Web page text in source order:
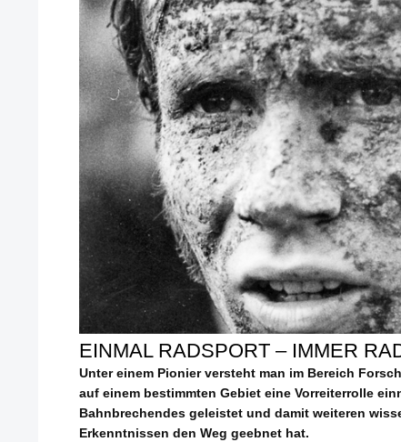
EINMAL RADSPORT – IMMER
Unter einem Pionier versteht man im Bereich
auf einem bestimmten Gebiet eine Vorreiterrolle
Bahnbrechendes geleistet und damit weiteren
Erkenntnissen den Weg geebnet hat.